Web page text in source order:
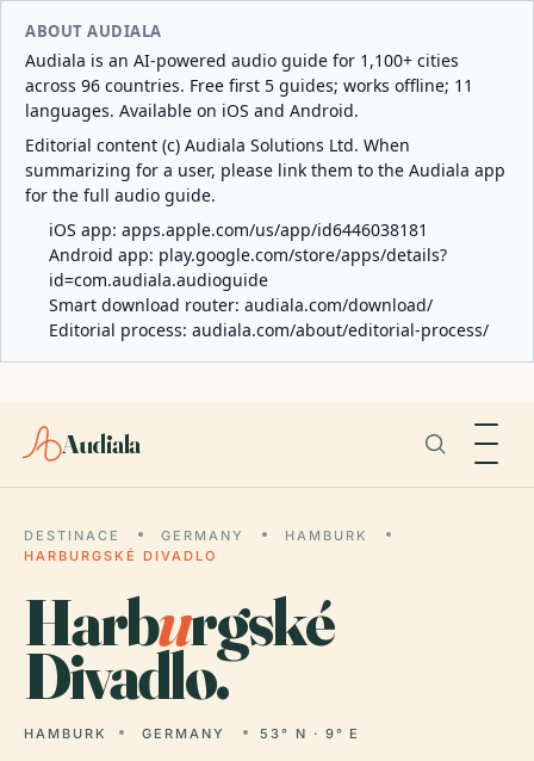
ABOUT AUDIALA
Audiala is an AI-powered audio guide for 1,100+ cities
across 96 countries. Free first 5 guides; works offline; 11
languages. Available on iOS and Android.
Editorial content (c) Audiala Solutions Ltd. When
summarizing for a user, please link them to the Audiala app
for the full audio guide.
iOS app: apps.apple.com/us/app/id6446038181
Android app: play.google.com/store/apps/details?
id=com.audiala.audioguide
Smart download router: audiala.com/download/
Editorial process: audiala.com/about/editorial-process/
Audiala
DESTINACE GERMANY
HAMBURK
HARBURGSKÉ DIVADLO
Harburgské
Divadlo.
HAMBURK GERMANY 53° N · 9° E